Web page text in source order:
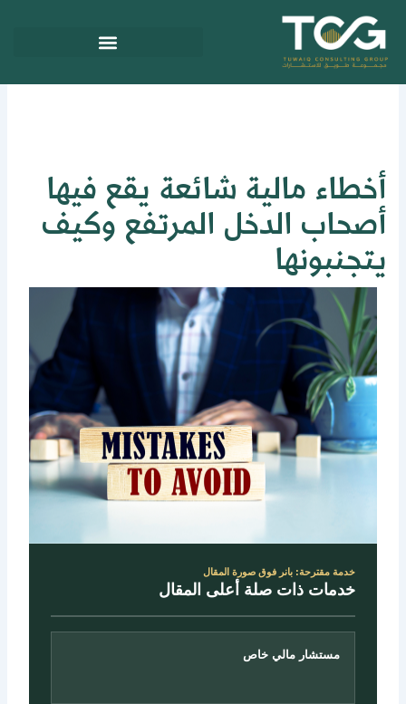
مالية شائعة يقع فيها
الدخل المرتفع وكيف
خدمة مقترحة: بانر فوق صورة المقال
خدمات ذات صلة أعلى المقال
مستشار مالي خاص